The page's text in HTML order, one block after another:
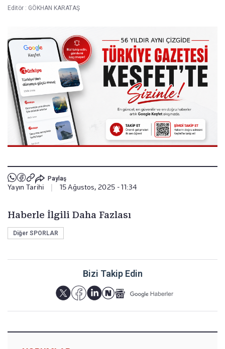
Editör : GÖKHAN KARATAŞ
Paylaş
Yayın Tarihi 15 Ağustos, 2025 - 11:34
Haberle İlgili Daha Fazlası
Diğer SPORLAR
Bizi Takip Edin